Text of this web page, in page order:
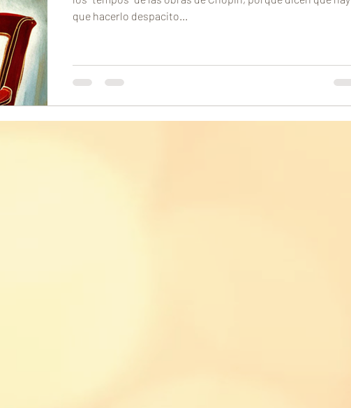
für musik hamburg 古いスペイン音楽
que hacerlo despacito...